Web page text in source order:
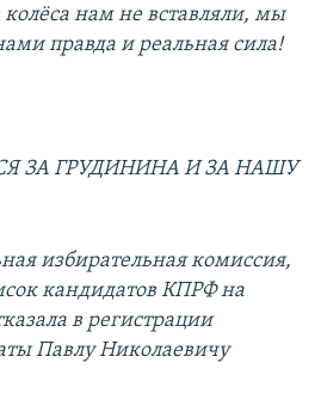
нам не вставляли, мы
правда и реальная сила!
ЗА ГРУДИНИНА И ЗА НАШУ
избирательная комиссия,
кандидатов КПРФ на
в регистрации
Павлу Николаевичу